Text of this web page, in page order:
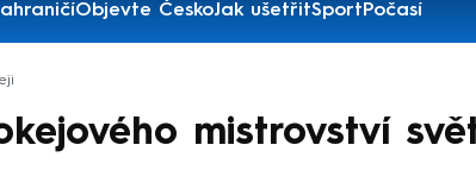
Objevte ČeskoJak ušetřitSportPočasí
mistrovství